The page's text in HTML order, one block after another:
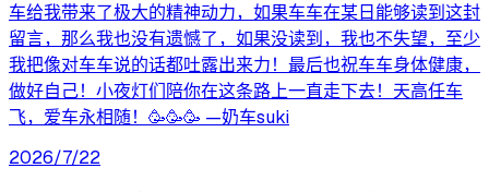
车给我带来了极大的精神动力，如果车车在某日能够读到这封
留言，那么我也没有遗憾了，如果没读到，我也不失望，至少
我把像对车车说的话都吐露出来力！最后也祝车车身体健康，
做好自己！小夜灯们陪你在这条路上一直走下去！天高任车
飞，爱车永相随！🥳🥳🥳 —奶车suki
2026/7/22